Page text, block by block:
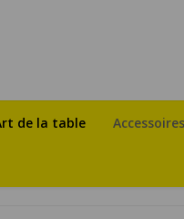
de la table Accessoires